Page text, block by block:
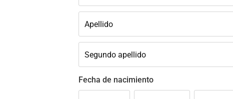
Apellido
Segundo apellido
Fecha de nacimiento